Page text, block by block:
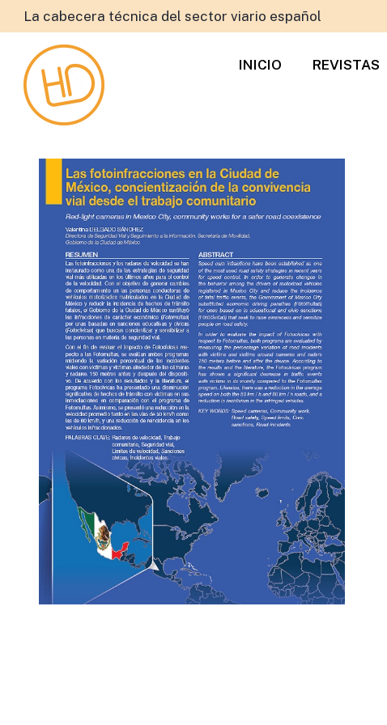
La cabecera técnica del sector viario español
INICIO REVISTAS